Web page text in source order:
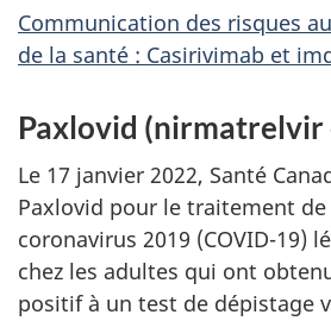
Communication des risques
de la santé : Casirivimab et
Paxlovid
Le 17 janvier 2022, Santé
Paxlovid pour le traitement
coronavirus 2019 (COVID-19)
chez les adultes qui ont
positif à un test de dépistage